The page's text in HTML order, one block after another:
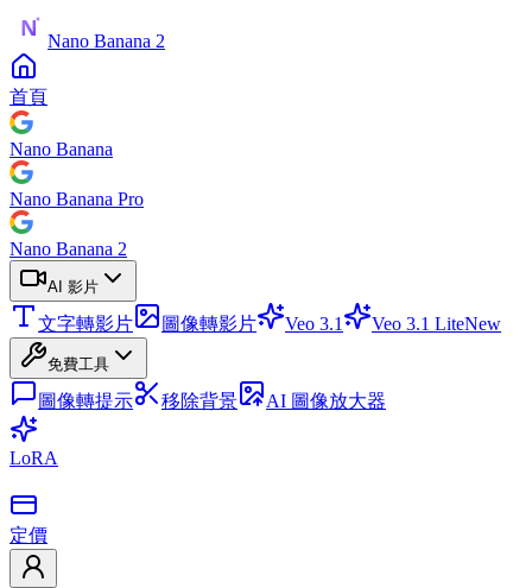
Nano Banana 2
首頁
Nano Banana
Nano Banana Pro
Nano Banana 2
AI 影片
文字轉影片 圖像轉影片 Veo 3.1 Veo 3.1 LiteNew
免費工具
圖像轉提示 移除背景 AI 圖像放大器
LoRA
定價